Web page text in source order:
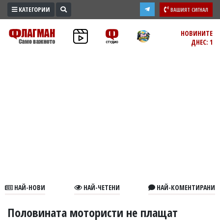
ПРОМО
ЗОНА
В
КАТЕГОРИИ ВАШИЯТ СИГНАЛ
НОВИНИТЕ
ДНЕС: 1
НАЙ-НОВИ НАЙ-ЧЕТЕНИ НАЙ-КОМЕНТИРАНИ
Половината мотористи не плащат